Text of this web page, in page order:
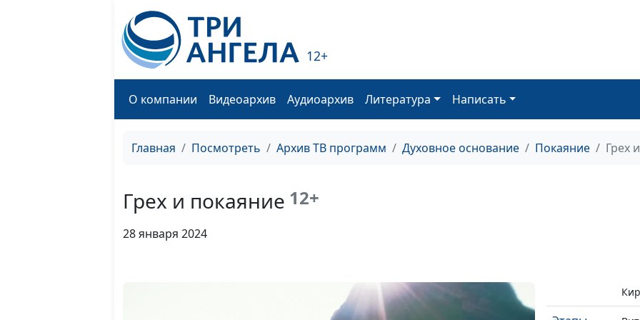
12+
О компании Видеоархив Аудиоархив Литература Написать
Главная Посмотреть Архив ТВ программ Духовное основание Покаяние Грех
Грех и покаяние 12+
28 января 2024